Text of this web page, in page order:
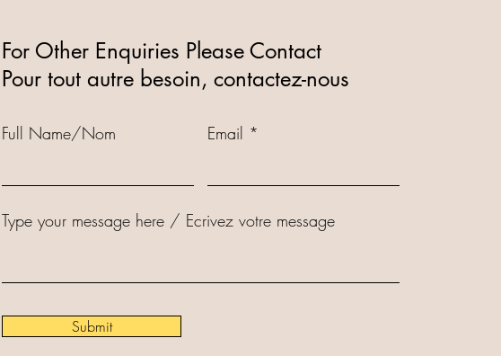
For Other Enquiries Please Contact
Pour tout autre besoin, contactez-nous
Full Name/Nom Email
Type your message here / Ecrivez votre message
Submit